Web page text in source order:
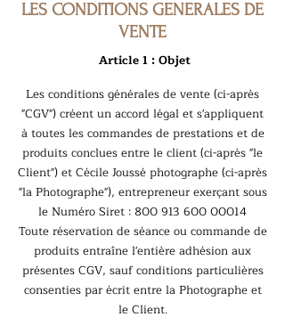
LES CONDITIONS GENERALES DE
VENTE
Article 1 : Objet
Les conditions générales de vente (ci-après
"CGV") créent un accord légal et s'appliquent
à toutes les commandes de prestations et de
produits conclues entre le client (ci-après "le
Client") et Cécile Joussé photographe (ci-après
"la Photographe"), entrepreneur exerçant sous
le Numéro Siret : 800 913 600 00014
Toute réservation de séance ou commande de
produits entraîne l'entière adhésion aux
présentes CGV, sauf conditions particulières
consenties par écrit entre la Photographe et
le Client.